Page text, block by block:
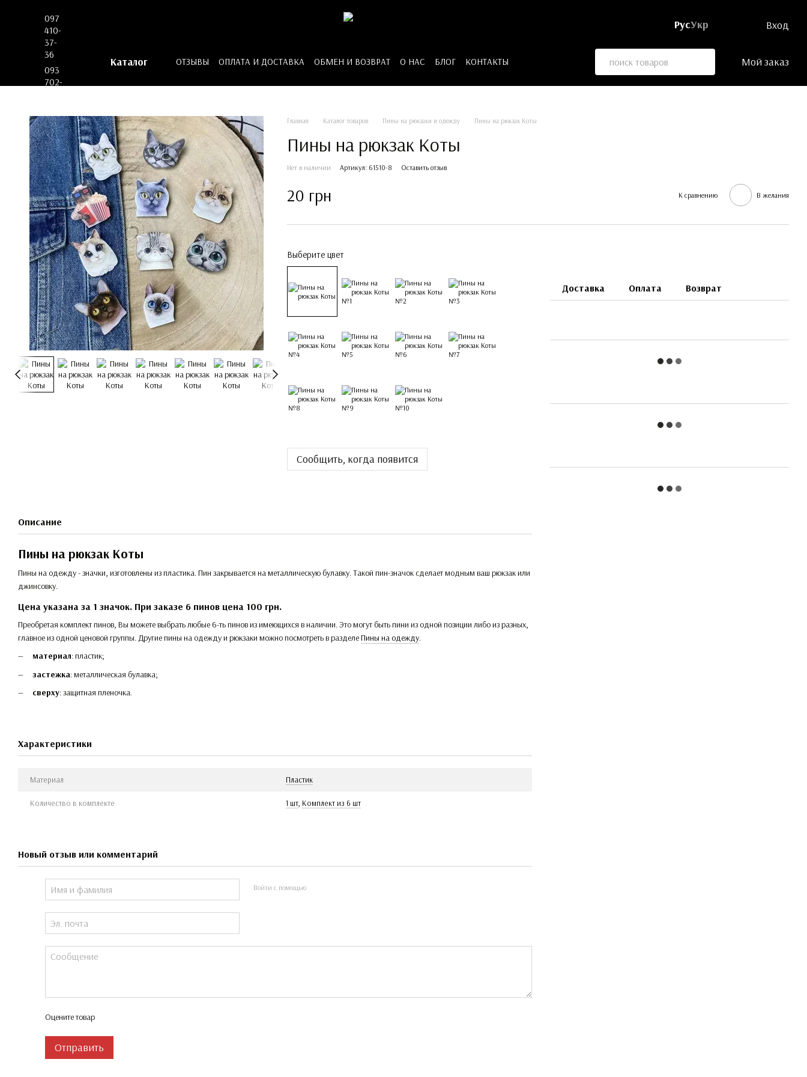
РусУкр Вход
097
410-
37-
36
093
702-
Каталог ОТЗЫВЫ ОПЛАТА И ДОСТАВКА ОБМЕН И ВОЗВРАТ О НАС БЛОГ
КОНТАКТЫ
Мой заказ
Главная Каталог товаров Пины на рюкзаки и одежду Пины на рюкзак Коты
Пины на рюкзак Коты
Нет в наличии Артикул: 61510-8 Оставить отзыв
20 грн К сравнению В желания
Выберите цвет
Сообщить, когда появится
Доставка Оплата Возврат
Описание
Пины на рюкзак Коты
Пины на одежду - значки, изготовлены из пластика. Пин закрывается на металлическую булавку. Такой пин-значок сделает модным ваш рюкзак или
джинсовку.
Цена указана за 1 значок. При заказе 6 пинов цена 100 грн.
Преобретая комплект пинов, Вы можете выбрать любые 6-ть пинов из имеющихся в наличии. Это могут быть пини из одной позиции либо из разных,
главное из одной ценовой группы. Другие пины на одежду и рюкзаки можно посмотреть в разделеПины на одежду.
материал: пластик;
застежка: металлическая булавка;
сверху: защитная пленочка.
Характеристики
Материал Пластик
Количество в комплекте 1 шт Комплект из 6 шт
Новый отзыв или комментарий
Войти с помощью
Оцените товар
Отправить